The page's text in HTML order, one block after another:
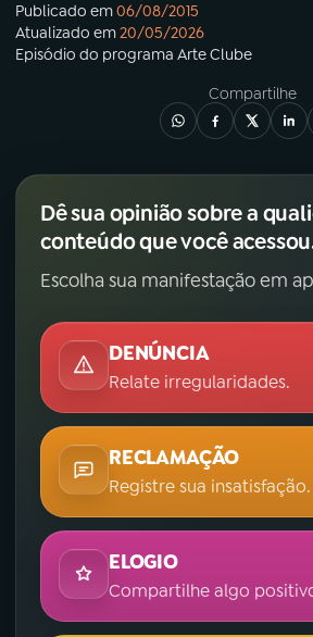
Publicado em06/08/2015
Atualizado em20/05/2026
Episódio do programa Arte Clube
Compartilhe
Dê sua opinião sobre a
conteúdo que você
Escolha sua manifestação em
DENÚNCIA
Relate irregularidades.
RECLAMAÇÃO
Registre sua insatisfação.
ELOGIO
Compartilhe algo